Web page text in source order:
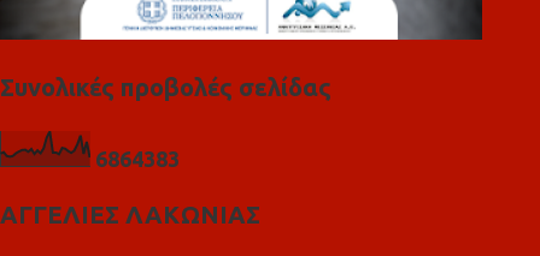
Συνολικές προβολές σελίδας
6864383
ΑΓΓΕΛΙΕΣ ΛΑΚΩΝΙΑΣ